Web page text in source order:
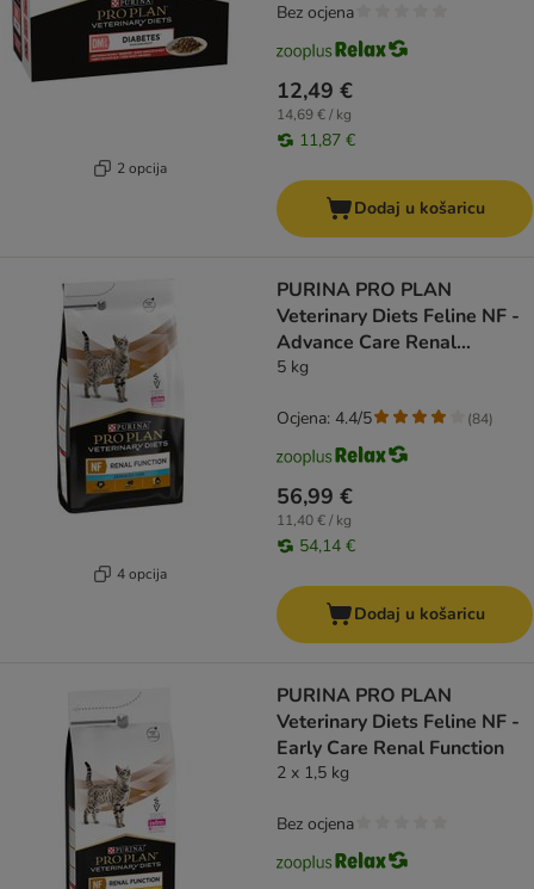
2 opcija
12,49 €
14,69 € / kg
11,87 €
Bez ocjena
Dodaj u košaricu
4 opcija
PURINA PRO PLAN
Veterinary Diets Feline NF -
Advance Care Renal
Function
5 kg
56,99 €
11,40 € / kg
54,14 €
Ocjena: 4.4/5 (84)
Dodaj u košaricu
PURINA PRO PLAN
Veterinary Diets Feline NF -
Early Care Renal Function
2 x 1,5 kg
Bez ocjena